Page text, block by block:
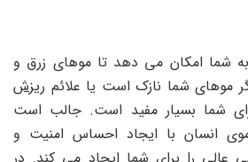
شما امکان می دهد تا موهای زرق و
موهای شما نازک است یا علائم ریزش
شما بسیار مفید است. جالب است
انسان با ایجاد احساس امنیت و